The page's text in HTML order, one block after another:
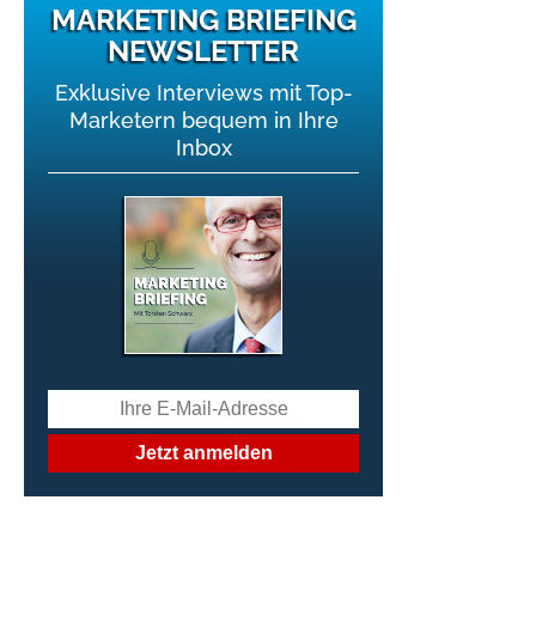
MARKETING BRIEFING
NEWSLETTER
Exklusive Interviews mit Top-
Marketern bequem in Ihre
Inbox